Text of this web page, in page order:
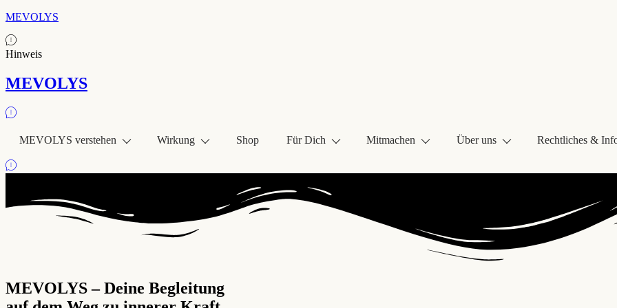
MEVOLYS
Hinweis
MEVOLYS
MEVOLYS verstehen Wirkung Shop Für Dich Mitmachen Über uns Rechtliches &
MEVOLYS – Deine Begleitung